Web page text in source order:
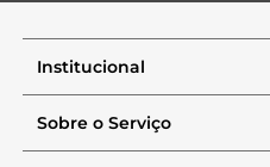
Institucional
Sobre o Serviço